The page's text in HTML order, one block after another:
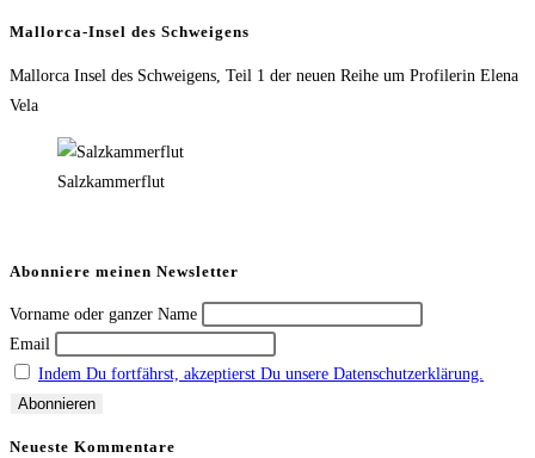
Mallorca-Insel des Schweigens
Mallorca Insel des Schweigens, Teil 1 der neuen Reihe um Profilerin Elena
Vela
Salzkammerflut
Abonniere meinen Newsletter
Vorname oder ganzer Name
Email
Indem Du fortfährst, akzeptierst Du unsere Datenschutzerklärung.
Neueste Kommentare